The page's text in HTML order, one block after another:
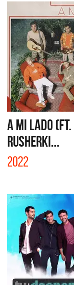
A MI LADO (FT.
RUSHERKI...
2022